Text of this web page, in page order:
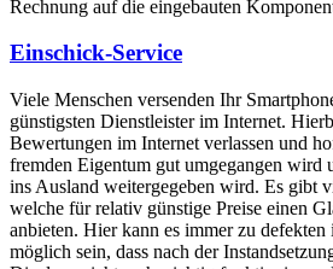
Rechnung auf die eingebauten
Einschick-Service
Viele Menschen versenden Ihr
günstigsten Dienstleister im Internet.
Bewertungen im Internet verlassen und
fremden Eigentum gut umgegangen wird
ins Ausland weitergegeben wird. Es gibt
welche für relativ günstige Preise einen
anbieten. Hier kann es immer zu
möglich sein, dass nach der